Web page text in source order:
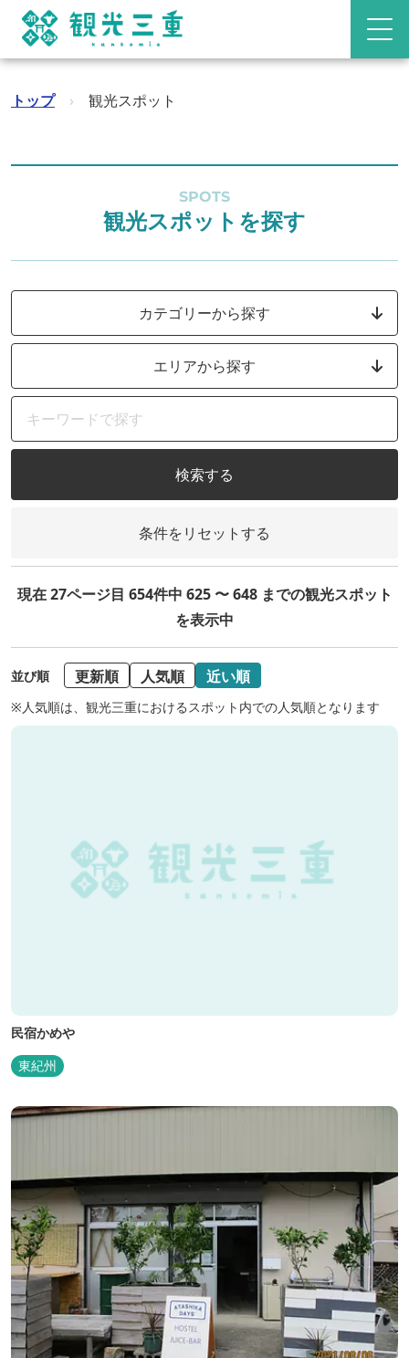
トップ › 観光スポット
SPOTS
観光スポットを探す
カテゴリーから探す
エリアから探す
検索する
条件をリセットする
現在 27ページ目 654件中 625 〜 648 までの観光スポット
を表示中
並び順 更新順 人気順 近い順
※人気順は、観光三重におけるスポット内での人気順となります
民宿かめや
東紀州